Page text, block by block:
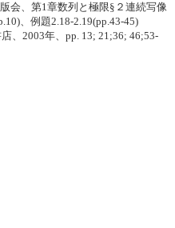
会、第1章数列と極限§２連続写像
、例題2.18-2.19(pp.43-45)
、2003年、pp. 13; 21;36; 46;53-